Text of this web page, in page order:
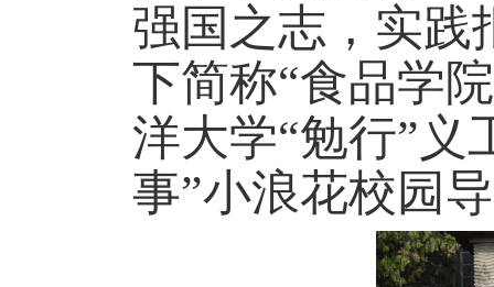
强国之志，实践
下简称“食品学
洋大学“勉行”义
事”小浪花校园